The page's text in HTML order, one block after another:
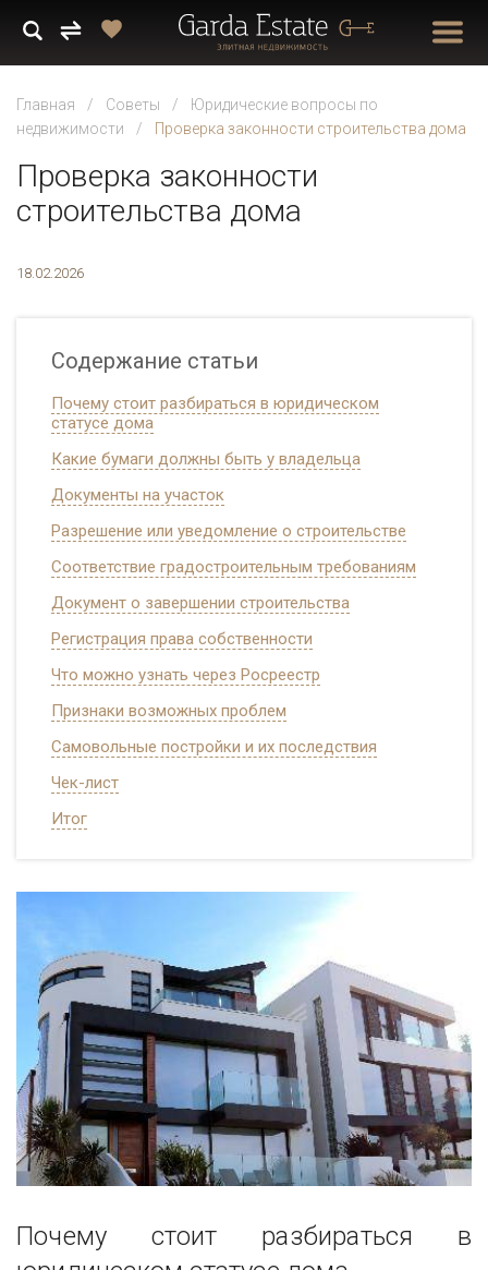
Главная Советы
Юридические вопросы по
недвижимости
Проверка законности строительства дома
Проверка законности
строительства дома
18.02.2026
Содержание статьи
Почему стоит разбираться в юридическом
статусе дома
Какие бумаги должны быть у владельца
Документы на участок
Разрешение или уведомление о строительстве
Соответствие градостроительным требованиям
Документ о завершении строительства
Регистрация права собственности
Что можно узнать через Росреестр
Признаки возможных проблем
Самовольные постройки и их последствия
Чек-лист
Итог
Почему стоит разбираться в